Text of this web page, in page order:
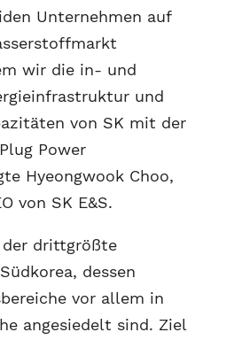
Unternehmen auf
wir die in- und
und
von SK mit der
Power
Hyeongwook Choo,
von SK E&S.
der drittgrößte
dessen
vor allem in
angesiedelt sind. Ziel